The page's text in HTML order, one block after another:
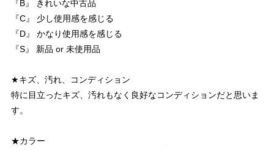
『B』 きれいな中古品
『C』 少し使用感を感じる
『D』 かなり使用感を感じる
『S』 新品 or 未使用品
★キズ、汚れ、コンディション
特に目立ったキズ、汚れもなく良好なコンディションだと思いま
す。
★カラー